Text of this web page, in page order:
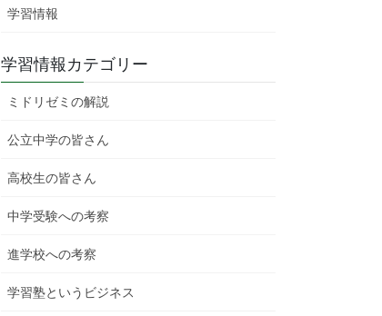
学習情報
学習情報カテゴリー
ミドリゼミの解説
公立中学の皆さん
高校生の皆さん
中学受験への考察
進学校への考察
学習塾というビジネス